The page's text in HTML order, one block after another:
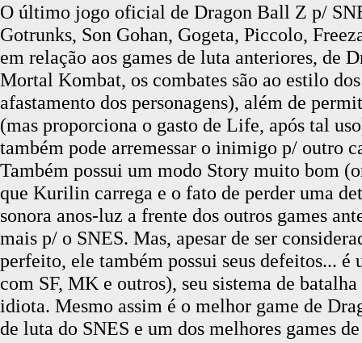
O último jogo oficial de Dragon Ball Z p/
Gotrunks, Son Gohan, Gogeta, Piccolo,
em relação aos games de luta anteriores, de
Mortal Kombat, os combates são ao estilo
afastamento dos personagens), além de
(mas proporciona o gasto de Life, após tal
também pode arremessar o inimigo p/ outro
Também possui um modo Story muito bom
que Kurilin carrega e o fato de perder uma
sonora anos-luz a frente dos outros games
mais p/ o SNES. Mas, apesar de ser
perfeito, ele também possui seus defeitos... é
com SF, MK e outros), seu sistema de
idiota. Mesmo assim é o melhor game de
de luta do SNES e um dos melhores games